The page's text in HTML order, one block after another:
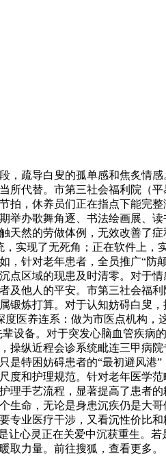
，疏导白叟的孤单感和焦炙情感
所代替。市第三社会福利院（
拍，休养员们正在指点下能完
举办歌舞角逐、书法绘画展、
天然的劳做体例，无效改善了
实现了无死角；正在软件上
，针对老年患者，全员推广“
点区域的现患及时清零。对于
及他人的平安。市第三社会福
锻炼打算。对于认知妨碍白叟
医养连系：做为市医点机构
设备。对于突发心脑血管疾病
操纵近程会诊系统毗连三甲病
是特困妨碍患者的“最初避风
度和护理规范。针对老年医学
理手艺流程，显著提高了患者
命，无论是身患沉疾仍是大哥
专业医疗干涉，又看沉性价比
让心灵正在关爱中沉获重生。
取力量。前往搜狐，查看更多。